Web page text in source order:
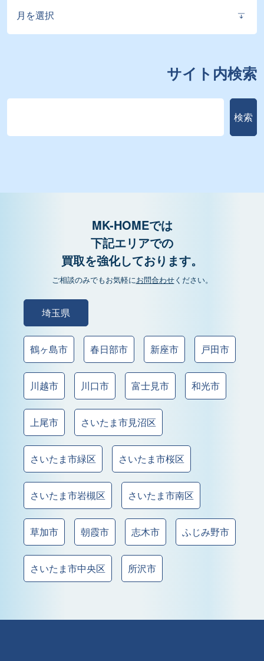
カ
サイト内検索
検
検索
MK-HOMEでは
下記エリアでの
買取を強化しております。
ご相談のみでもお気軽にお問合わせください。
埼玉県
鶴ヶ島市 春日部市 新座市 戸田市
川越市 川口市 富士見市 和光市
上尾市 さいたま市見沼区
さいたま市緑区 さいたま市桜区
さいたま市岩槻区 さいたま市南区
草加市 朝霞市 志木市 ふじみ野市
さいたま市中央区 所沢市